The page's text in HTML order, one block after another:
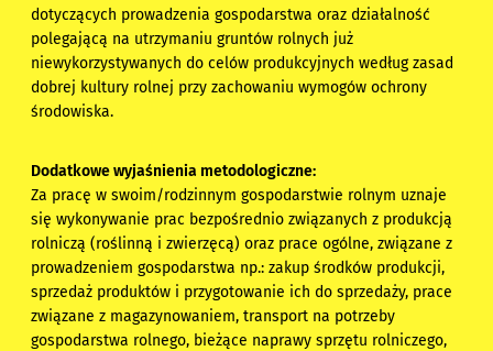
dotyczących prowadzenia gospodarstwa oraz działalność
polegającą na utrzymaniu gruntów rolnych już
niewykorzystywanych do celów produkcyjnych według zasad
dobrej kultury rolnej przy zachowaniu wymogów ochrony
środowiska.
Dodatkowe wyjaśnienia metodologiczne:
Za pracę w swoim/rodzinnym gospodarstwie rolnym uznaje
się wykonywanie prac bezpośrednio związanych z produkcją
rolniczą (roślinną i zwierzęcą) oraz prace ogólne, związane z
prowadzeniem gospodarstwa np.: zakup środków produkcji,
sprzedaż produktów i przygotowanie ich do sprzedaży, prace
związane z magazynowaniem, transport na potrzeby
gospodarstwa rolnego, bieżące naprawy sprzętu rolniczego,